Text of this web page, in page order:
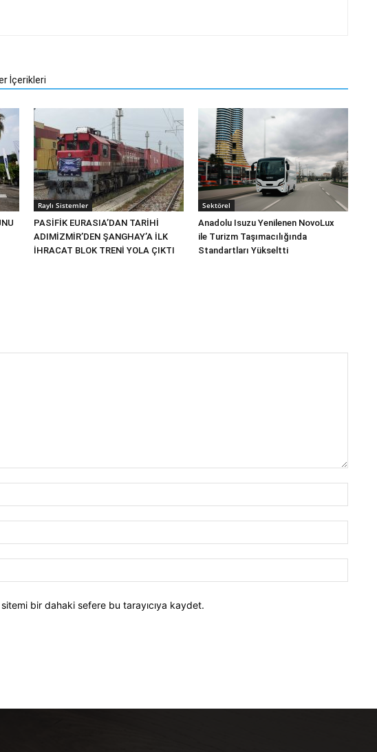
İçerikleri
Raylı Sistemler
PASİFİK EURASIA’DAN TARİHİ
ADIMİZMİR’DEN ŞANGHAY’A İLK
İHRACAT BLOK TRENİ YOLA ÇIKTI
Sektörel
Anadolu Isuzu Yenilenen NovoLux
ile Turizm Taşımacılığında
Standartları Yükseltti
bir dahaki sefere bu tarayıcıya kaydet.